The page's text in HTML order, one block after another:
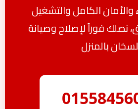
الكامل والتشغيل
نصلك فوراً لإصلاح وصيانة
بالمنزل